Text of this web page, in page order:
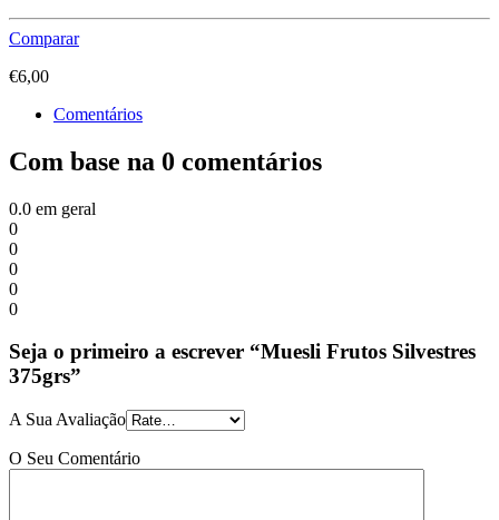
Comparar
€6,00
Comentários
Com base na 0 comentários
0.0 em geral
0
0
0
0
0
Seja o primeiro a escrever “Muesli Frutos Silvestres
375grs”
A Sua Avaliação
O Seu Comentário